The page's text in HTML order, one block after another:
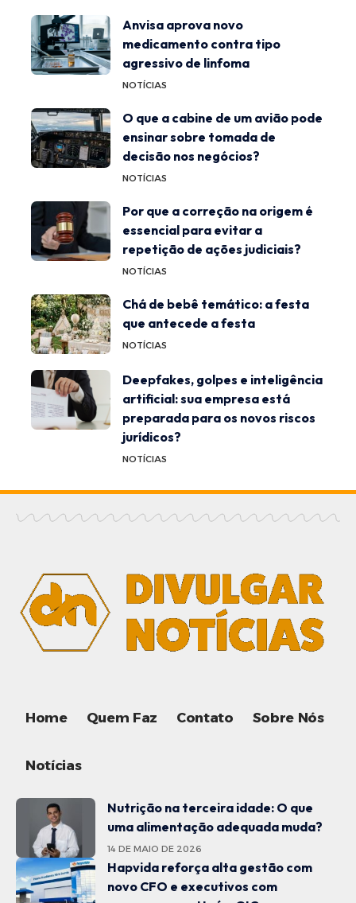
Anvisa aprova novo
medicamento contra tipo
agressivo de linfoma
NOTÍCIAS
O que a cabine de um avião pode
ensinar sobre tomada de
decisão nos negócios?
NOTÍCIAS
Por que a correção na origem é
essencial para evitar a
repetição de ações judiciais?
NOTÍCIAS
Chá de bebê temático: a festa
que antecede a festa
NOTÍCIAS
Deepfakes, golpes e inteligência
artificial: sua empresa está
preparada para os novos riscos
jurídicos?
NOTÍCIAS
Home Quem Faz Contato Sobre Nós
Notícias
Nutrição na terceira idade: O que
uma alimentação adequada muda?
14 DE MAIO DE 2026
Hapvida reforça alta gestão com
novo CFO e executivos com